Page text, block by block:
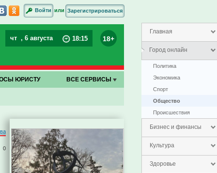
Главная
Город онлайн
Политика
Экономика
Спорт
Общество
Проиcшествия
Бизнес и финансы
Культура
Здоровье
Войти или Зарегистрироваться
чт , 6 августа 18:15 18+
ЮРИСТУ ВСЕ СЕРВИСЫ
0